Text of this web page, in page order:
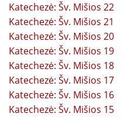
Katechezė: Šv. Mišios 22
Katechezė: Šv. Mišios 21
Katechezė: Šv. Mišios 20
Katechezė: Šv. Mišios 19
Katechezė: Šv. Mišios 18
Katechezė: Šv. Mišios 17
Katechezė: Šv. Mišios 16
Katechezė: Šv. Mišios 15